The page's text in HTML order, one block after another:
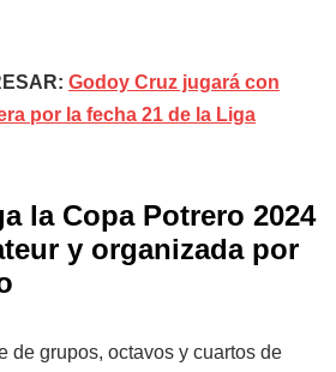
Godoy Cruz jugará con
por la fecha 21 de la Liga
la Copa Potrero 2024
y organizada por
de grupos, octavos y cuartos de